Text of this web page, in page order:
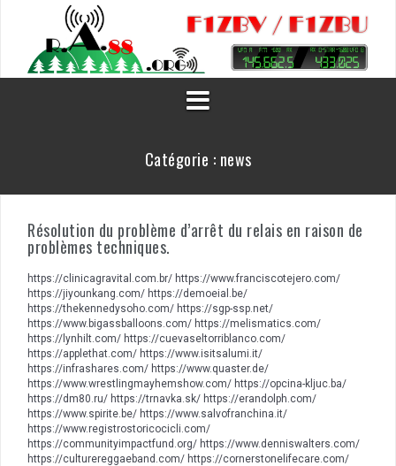
Catégorie : news
Résolution du problème d’arrêt du relais en raison de
problèmes techniques.
https://clinicagravital.com.br/ https://www.franciscotejero.com/
https://jiyounkang.com/ https://demoeial.be/
https://thekennedysoho.com/ https://sgp-ssp.net/
https://www.bigassballoons.com/ https://melismatics.com/
https://lynhilt.com/ https://cuevaseltorriblanco.com/
https://applethat.com/ https://www.isitsalumi.it/
https://infrashares.com/ https://www.quaster.de/
https://www.wrestlingmayhemshow.com/ https://opcina-kljuc.ba/
https://dm80.ru/ https://trnavka.sk/ https://erandolph.com/
https://www.spirite.be/ https://www.salvofranchina.it/
https://www.registrostoricocicli.com/
https://communityimpactfund.org/ https://www.denniswalters.com/
https://culturereggaeband.com/ https://cornerstonelifecare.com/